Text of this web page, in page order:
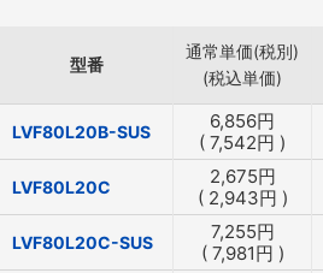
型番
通常単価(税別)
(税込単価)
LVF80L20B-SUS 6,856円
( 7,542円 )
LVF80L20C 2,675円
( 2,943円 )
LVF80L20C-SUS 7,255円
( 7,981円 )